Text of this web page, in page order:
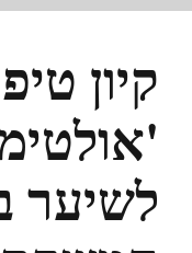
קיון
לשיער